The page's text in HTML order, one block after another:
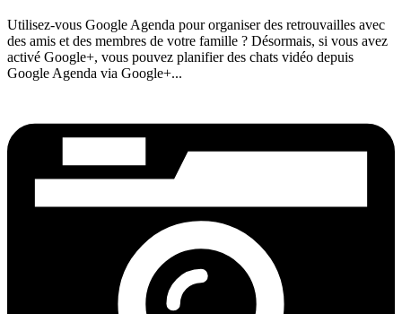
Utilisez-vous Google Agenda pour organiser des retrouvailles avec
des amis et des membres de votre famille ? Désormais, si vous avez
activé Google+, vous pouvez planifier des chats vidéo depuis
Google Agenda via Google+...